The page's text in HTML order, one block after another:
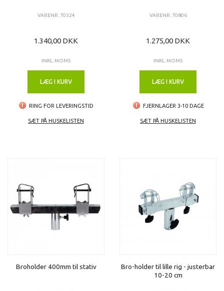
VARENR: 70324
1.340,00 DKK
INKL. MOMS
LÆG I KURV
RING FOR LEVERINGSTID
SÆT PÅ HUSKELISTEN
VARENR: 70806
1.275,00 DKK
INKL. MOMS
LÆG I KURV
FJERNLAGER 3-10 DAGE
SÆT PÅ HUSKELISTEN
Broholder 400mm til stativ
Bro-holder til lille rig - justerbar
10-20 cm